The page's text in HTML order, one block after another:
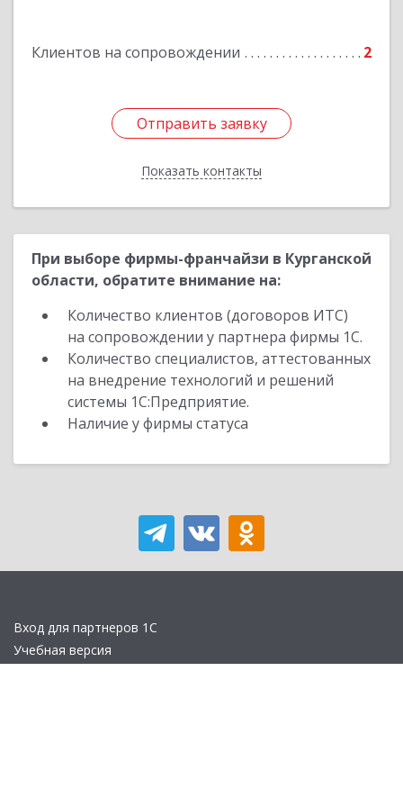
Клиентов на сопровождении 2
Отправить заявку
Показать контакты
Отправить заявку
Назад
При выборе фирмы-франчайзи в Курганской
области, обратите внимание на:
Количество клиентов (договоров ИТС)
на сопровождении у партнера фирмы 1С.
Количество специалистов, аттестованных
на внедрение технологий и решений
системы 1С:Предприятие.
Наличие у фирмы статуса
Вход для партнеров 1С
Учебная версия